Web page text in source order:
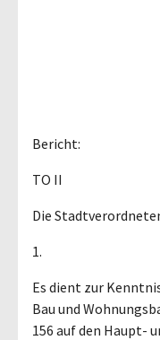
Bericht:
TO II
Die
1.
Es dient zur
Bau und
156 auf den Haupt-